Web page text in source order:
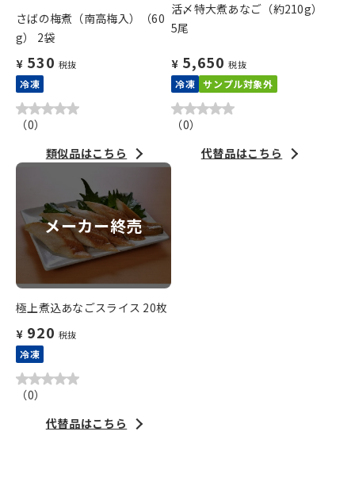
さばの梅煮（南高梅入）（60
g） 2袋
¥ 530 税抜
冷凍
（0）
類似品はこちら
活〆特大煮あなご（約210g）
5尾
¥ 5,650 税抜
冷凍 サンプル対象外
（0）
代替品はこちら
メーカー終売
極上煮込あなごスライス 20枚
¥ 920 税抜
冷凍
（0）
代替品はこちら